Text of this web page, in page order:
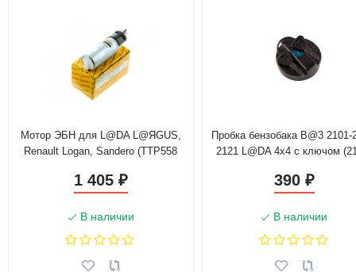
Мотор ЭБН для L@DA L@ЯGUS,
Renault Logan, Sandero (TTP558
1 405 ₽
В наличии
Пробка бензобака B@3 2101-
2121 L@DA 4х4 с ключом
390 ₽
В наличии